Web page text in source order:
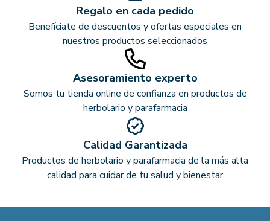
Regalo en cada pedido
Benefíciate de descuentos y ofertas especiales en
nuestros productos seleccionados
Asesoramiento experto
Somos tu tienda online de confianza en productos de
herbolario y parafarmacia
Calidad Garantizada
Productos de herbolario y parafarmacia de la más alta
calidad para cuidar de tu salud y bienestar